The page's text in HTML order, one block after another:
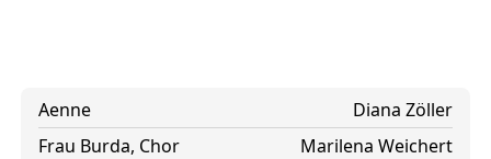
Aenne
Diana Zöller
Frau Burda, Chor
Marilena Weichert